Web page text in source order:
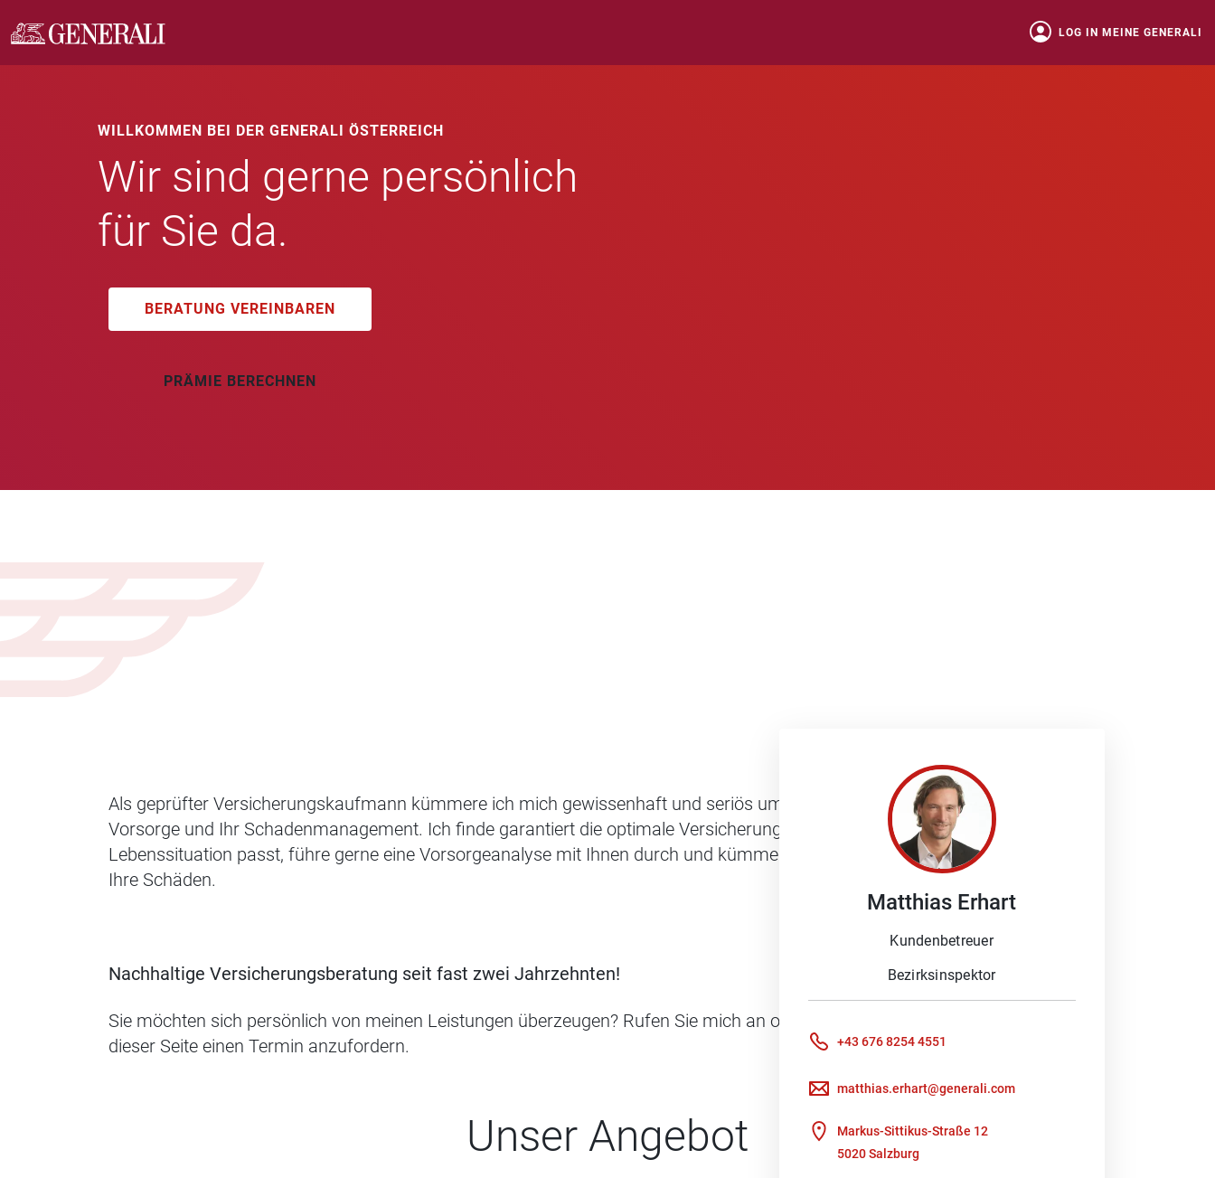
LOG IN MEINE GENERALI
WILLKOMMEN BEI DER GENERALI ÖSTERREICH
Wir sind gerne persönlich
für Sie da.
BERATUNG VEREINBAREN
PRÄMIE BERECHNEN
Matthias Erhart
Kundenbetreuer
Bezirksinspektor
+43 676 8254 4551
matthias.erhart@generali.com
Markus-Sittikus-Straße 12
5020 Salzburg
Als geprüfter Versicherungskaufmann kümmere ich mich gewissenhaft und seriös um Ihre Versicherungen, Ihre persönliche
Vorsorge und Ihr Schadenmanagement. Ich finde garantiert die optimale Versicherungslösung für Sie, die perfekt zu Ihrer
Lebenssituation passt, führe gerne eine Vorsorgeanalyse mit Ihnen durch und kümmere mich verlässlich und professionell um
Ihre Schäden.
Nachhaltige Versicherungsberatung seit fast zwei Jahrzehnten!
Sie möchten sich persönlich von meinen Leistungen überzeugen? Rufen Sie mich an oder nutzen Sie gleich die Möglichkeit auf
dieser Seite einen Termin anzufordern.
Unser Angebot